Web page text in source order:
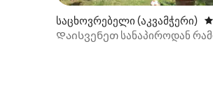
საცხოვრებელი (აკვამჭერი)
Დაისვენეთ სანაპიროდან